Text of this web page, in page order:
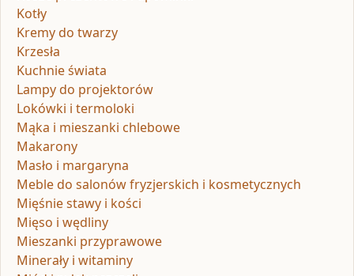
Kotły
Kremy do twarzy
Krzesła
Kuchnie świata
Lampy do projektorów
Lokówki i termoloki
Mąka i mieszanki chlebowe
Makarony
Masło i margaryna
Meble do salonów fryzjerskich i kosmetycznych
Mięśnie stawy i kości
Mięso i wędliny
Mieszanki przyprawowe
Minerały i witaminy